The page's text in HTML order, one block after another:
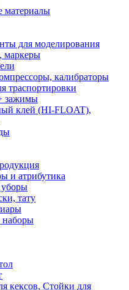
материалы
для моделирования
маркеры
калибраторы
траспортировки
зажимы
клей (HI-FLOAT),
и атрибутика
тату
кексов, Стойки для